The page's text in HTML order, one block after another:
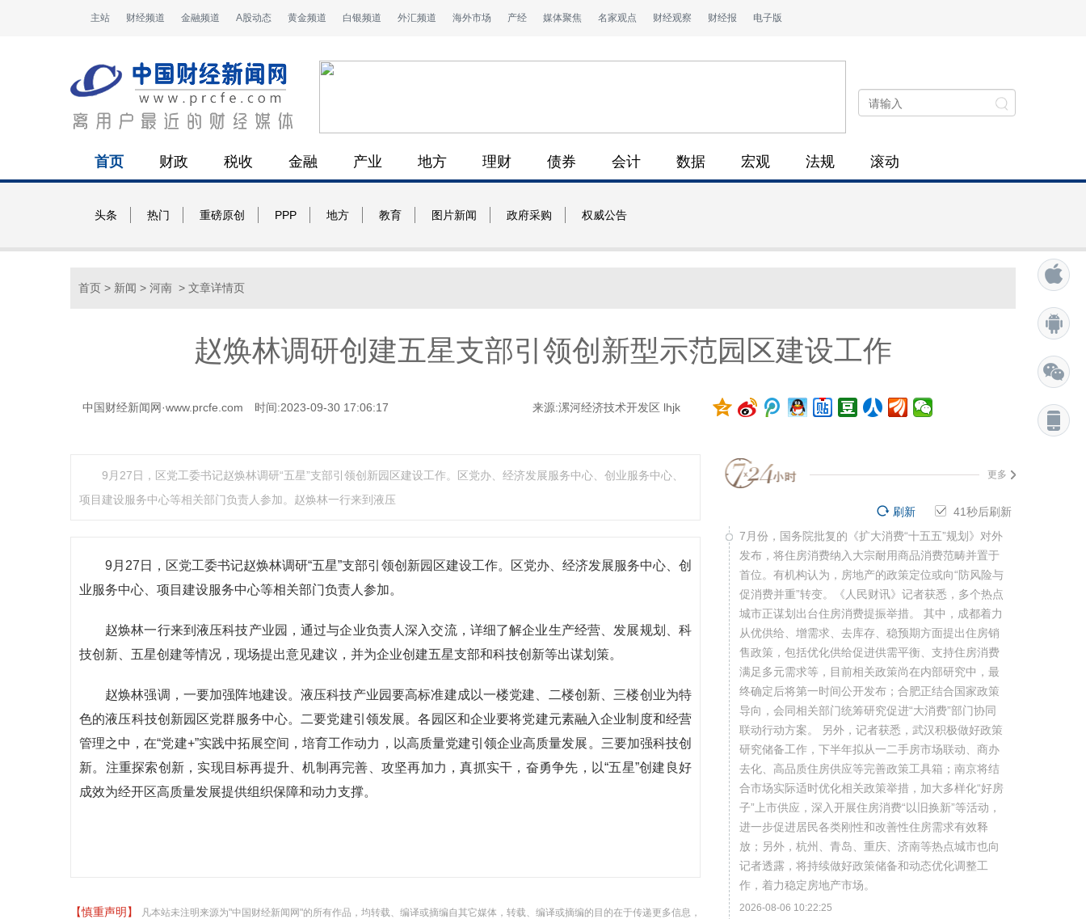
主站 财经频道 金融频道 A股动态 黄金频道 白银频道 外汇频道 海外市场 产经 媒体聚焦 名家观点 财经观察 财经报 电子版
首页 财政 税收 金融 产业 地方 理财 债券 会计 数据 宏观 法规 滚动
头条 热门 重磅原创 PPP 地方 教育 图片新闻 政府采购 权威公告
首页 > 新闻 > 河南 > 文章详情页
赵焕林调研创建五星支部引领创新型示范园区建设工作
中国财经新闻网·www.prcfe.com 时间:2023-09-30 17:06:17 来源:漯河经济技术开发区 lhjk
9月27日，区党工委书记赵焕林调研“五星”支部引领创新园区建设工作。区党办、经济发展服务中心、创业服务中心、
项目建设服务中心等相关部门负责人参加。赵焕林一行来到液压
9月27日，区党工委书记赵焕林调研“五星”支部引领创新园区建设工作。区党办、经济发展服务中心、创
业服务中心、项目建设服务中心等相关部门负责人参加。
赵焕林一行来到液压科技产业园，通过与企业负责人深入交流，详细了解企业生产经营、发展规划、科
技创新、五星创建等情况，现场提出意见建议，并为企业创建五星支部和科技创新等出谋划策。
赵焕林强调，一要加强阵地建设。液压科技产业园要高标准建成以一楼党建、二楼创新、三楼创业为特
色的液压科技创新园区党群服务中心。二要党建引领发展。各园区和企业要将党建元素融入企业制度和经营
管理之中，在“党建+”实践中拓展空间，培育工作动力，以高质量党建引领企业高质量发展。三要加强科技创
新。注重探索创新，实现目标再提升、机制再完善、攻坚再加力，真抓实干，奋勇争先，以“五星”创建良好
成效为经开区高质量发展提供组织保障和动力支撑。
【慎重声明】
凡本站未注明来源为"中国财经新闻网"的所有作品，均转载、编译或摘编自其它媒体，转载、编译或摘编的目的在于传递更多信息，
更多
40秒后刷新
刷新
7月份，国务院批复的《扩大消费“十五五”规划》对外
发布，将住房消费纳入大宗耐用商品消费范畴并置于
首位。有机构认为，房地产的政策定位或向“防风险与
促消费并重”转变。《人民财讯》记者获悉，多个热点
城市正谋划出台住房消费提振举措。 其中，成都着力
从优供给、增需求、去库存、稳预期方面提出住房销
售政策，包括优化供给促进供需平衡、支持住房消费
满足多元需求等，目前相关政策尚在内部研究中，最
终确定后将第一时间公开发布；合肥正结合国家政策
导向，会同相关部门统筹研究促进“大消费”部门协同
联动行动方案。 另外，记者获悉，武汉积极做好政策
研究储备工作，下半年拟从一二手房市场联动、商办
去化、高品质住房供应等完善政策工具箱；南京将结
合市场实际适时优化相关政策举措，加大多样化“好房
子”上市供应，深入开展住房消费“以旧换新”等活动，
进一步促进居民各类刚性和改善性住房需求有效释
放；另外，杭州、青岛、重庆、济南等热点城市也向
记者透露，将持续做好政策储备和动态优化调整工
作，着力稳定房地产市场。
2026-08-06 10:22:25